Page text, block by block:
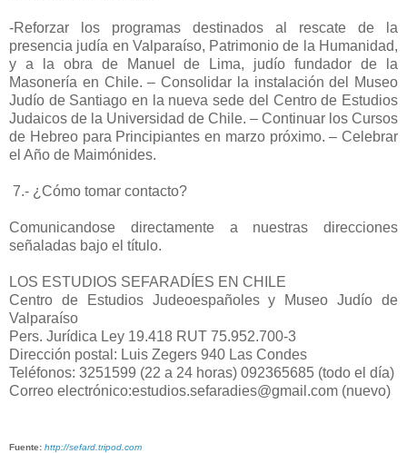
-Reforzar los programas destinados al rescate de la
presencia judía en Valparaíso, Patrimonio de la Humanidad,
y a la obra de Manuel de Lima, judío fundador de la
Masonería en Chile. – Consolidar la instalación del Museo
Judío de Santiago en la nueva sede del Centro de Estudios
Judaicos de la Universidad de Chile. – Continuar los Cursos
de Hebreo para Principiantes en marzo próximo. – Celebrar
el Año de Maimónides.
7.- ¿Cómo tomar contacto?
Comunicandose directamente a nuestras direcciones
señaladas bajo el título.
LOS ESTUDIOS SEFARADÍES EN CHILE
Centro de Estudios Judeoespañoles y Museo Judío de
Valparaíso
Pers. Jurídica Ley 19.418 RUT 75.952.700-3
Dirección postal: Luis Zegers 940 Las Condes
Teléfonos: 3251599 (22 a 24 horas) 092365685 (todo el día)
Correo electrónico:estudios.sefaradies@gmail.com (nuevo)
Fuente: http://sefard.tripod.com